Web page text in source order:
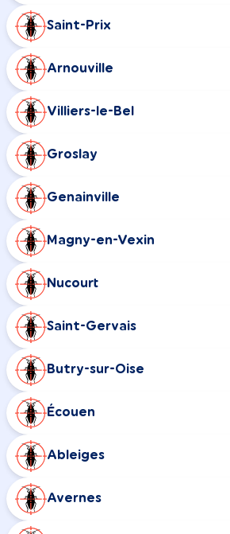
Saint-Prix
Arnouville
Villiers-le-Bel
Groslay
Genainville
Magny-en-Vexin
Nucourt
Saint-Gervais
Butry-sur-Oise
Écouen
Ableiges
Avernes